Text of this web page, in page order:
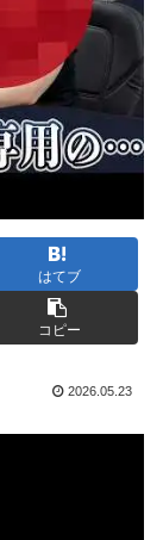
はてブ
コピー
2026.05.23